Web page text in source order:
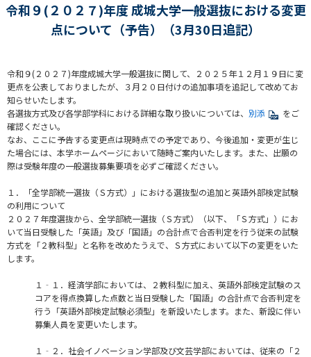
令和９(２０２７)年度 成城大学一般選抜における変更
点について（予告）（3月30日追記）
令和９(２０２７)年度成城大学一般選抜に関して、２０２５年１２月１９日に変
更点を公表しておりましたが、３月２０日付けの追加事項を追記して改めてお
知らせいたします。
各選抜方式及び各学部学科における詳細な取り扱いについては、 別添
をご
確認ください。
なお、ここに予告する変更点は現時点での予定であり、今後追加・変更が生じ
た場合には、本学ホームページにおいて随時ご案内いたします。また、出願の
際は受験年度の一般選抜募集要項を必ずご確認ください。
１．「全学部統一選抜（Ｓ方式）」における選抜型の追加と英語外部検定試験
の利用について
２０２７年度選抜から、全学部統一選抜（Ｓ方式）（以下、「Ｓ方式」）にお
いて当日受験した「英語」及び「国語」の合計点で合否判定を行う従来の試験
方式を「２教科型」と名称を改めたうえで、Ｓ方式において以下の変更をいた
します。
１‐１．経済学部においては、２教科型に加え、英語外部検定試験のス
コアを得点換算した点数と当日受験した「国語」の合計点で合否判定を
行う「英語外部検定試験必須型」を新設いたします。また、新設に伴い
募集人員を変更いたします。
１‐２．社会イノベーション学部及び文芸学部においては、従来の「２